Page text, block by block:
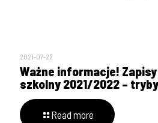
2021-07-22
Ważne informacje!
szkolny 2021/2022 –
Read more